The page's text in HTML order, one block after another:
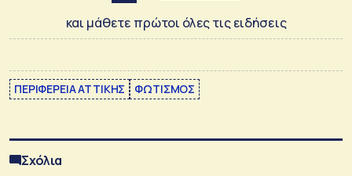
και μάθετε πρώτοι όλες τις ειδήσεις
ΠΕΡΙΦΕΡΕΙΑ ΑΤΤΙΚΗΣ ΦΩΤΙΣΜΟΣ
Σχόλια